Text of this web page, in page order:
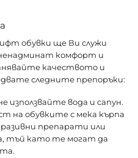
обувки ще Ви служи
комфорт и
качеството и
следните препоръки:
използвайте вода и сапун.
на обувките с мека кърпа
препарати или
тъй като те могат да